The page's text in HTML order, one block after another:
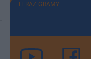
TERAZ GRAMY